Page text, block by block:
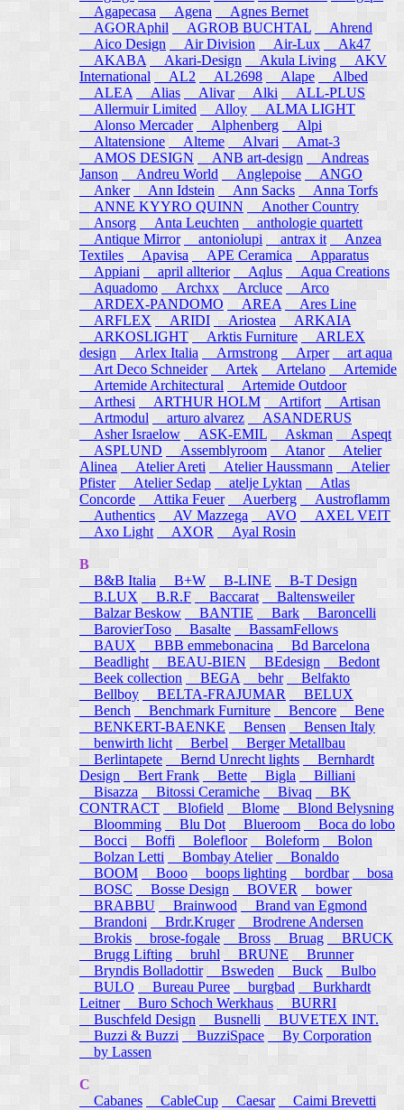
Agapecasa
Agena
Agnes Bernet
AGORAphil
AGROB BUCHTAL
Ahrend
Aico Design
Air Division Air-Lux
Ak47
AKABA
Akari-Design Akula Living
AKV
International
AL2 AL2698 Alape
Albed
ALEA
Alias Alivar Alki
ALL-PLUS
Allermuir Limited
Alloy
ALMA LIGHT
Alonso Mercader
Alphenberg
Alpi
Altatensione
Alteme Alvari
Amat-3
AMOS DESIGN
ANB art-design
Andreas
Janson
Andreu World Anglepoise
ANGO
Anker
Ann Idstein Ann Sacks
Anna Torfs
ANNE KYYRO QUINN
Another Country
Ansorg
Anta Leuchten
anthologie quartett
Antique Mirror
antoniolupi antrax it
Anzea
Textiles
Apavisa APE Ceramica
Apparatus
Appiani
april allterior Aqlus Aqua Creations
Aquadomo
Archxx Arcluce
Arco
ARDEX-PANDOMO
AREA
Ares Line
ARFLEX
ARIDI Ariostea
ARKAIA
ARKOSLIGHT
Arktis Furniture
ARLEX
design
Arlex Italia Armstrong Arper
art aqua
Art Deco Schneider
Artek Artelano
Artemide
Artemide Architectural
Artemide Outdoor
Arthesi
ARTHUR HOLM Artifort
Artisan
Artmodul
arturo alvarez
ASANDERUS
Asher Israelow
ASK-EMIL Askman
Aspeqt
ASPLUND
Assemblyroom Atanor
Atelier
Alinea
Atelier Areti Atelier Haussmann
Atelier
Pfister
Atelier Sedap atelje Lyktan
Atlas
Concorde
Attika Feuer Auerberg
Austroflamm
Authentics
AV Mazzega AVO
AXEL VEIT
Axo Light
AXOR Ayal Rosin
B
B&B Italia
B+W B-LINE
B-T Design
B.LUX
B.R.F Baccarat
Baltensweiler
Balzar Beskow
BANTIE Bark
Baroncelli
BarovierToso
Basalte
BassamFellows
BAUX
BBB emmebonacina
Bd Barcelona
Beadlight
BEAU-BIEN BEdesign
Bedont
Beek collection
BEGA behr
Belfakto
Bellboy
BELTA-FRAJUMAR
BELUX
Bench
Benchmark Furniture Bencore
Bene
BENKERT-BAENKE
Bensen
Bensen Italy
benwirth licht
Berbel
Berger Metallbau
Berlintapete
Bernd Unrecht lights
Bernhardt
Design
Bert Frank Bette Bigla
Billiani
Bisazza
Bitossi Ceramiche Bivaq
BK
CONTRACT
Blofield Blome Blond Belysning
Bloomming
Blu Dot Blueroom
Boca do lobo
Bocci
Boffi Bolefloor Boleform
Bolon
Bolzan Letti
Bombay Atelier
Bonaldo
BOOM
Booo boops lighting bordbar
bosa
BOSC
Bosse Design BOVER
bower
BRABBU
Brainwood
Brand van Egmond
Brandoni
Brdr.Kruger
Brodrene Andersen
Brokis
brose-fogale Bross Bruag
BRUCK
Brugg Lifting
bruhl BRUNE
Brunner
Bryndis Bolladottir
Bsweden Buck
Bulbo
BULO
Bureau Puree burgbad
Burkhardt
Leitner
Buro Schoch Werkhaus
BURRI
Buschfeld Design
Busnelli
BUVETEX INT.
Buzzi & Buzzi
BuzziSpace By Corporation
by Lassen
C
Cabanes
CableCup Caesar
Caimi Brevetti